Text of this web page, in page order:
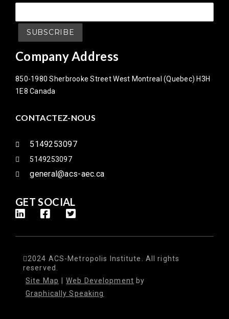
Company Address
850-1980 Sherbrooke Street West Montreal (Quebec) H3H
1E8 Canada
CONTACTEZ-NOUS
5149253097
5149253097
general@acs-aec.ca
GET SOCIAL
2024 ACS-Metropolis Institute. All rights
reserved.
Site Map
Web Development by
Graphically Speaking